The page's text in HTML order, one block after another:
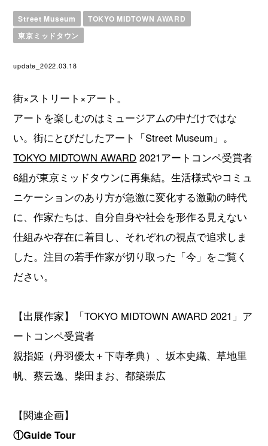
Street Museum
TOKYO MIDTOWN AWARD
東京ミッドタウン
update_2022.03.18
街×ストリート×アート。
アートを楽しむのはミュージアムの中だけではな
い。街にとびだしたアート「Street Museum」。
TOKYO MIDTOWN AWARD 2021アートコンペ受賞者
6組が東京ミッドタウンに再集結。生活様式やコミュ
ニケーションのあり方が急激に変化する激動の時代
に、作家たちは、自分自身や社会を形作る見えない
仕組みや存在に着目し、それぞれの視点で追求しま
した。注目の若手作家が切り取った「今」をご覧く
ださい。
【出展作家】「TOKYO MIDTOWN AWARD 2021」ア
ートコンペ受賞者
親指姫（丹羽優太＋下寺孝典）、坂本史織、草地里
帆、蔡云逸、柴田まお、都築崇広
【関連企画】
①Guide Tour